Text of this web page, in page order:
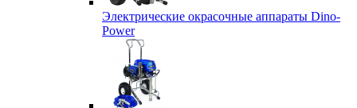
Электрические окрасочные аппараты Dino-
Power